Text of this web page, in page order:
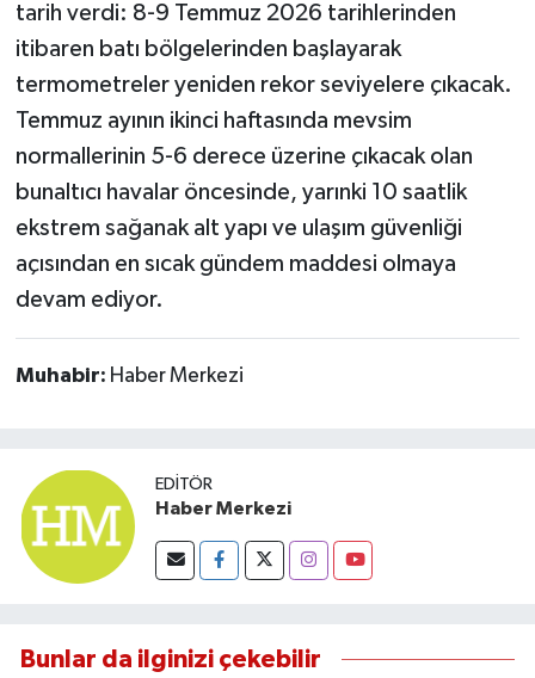
tarih verdi: 8-9 Temmuz 2026 tarihlerinden
itibaren batı bölgelerinden başlayarak
termometreler yeniden rekor seviyelere çıkacak.
Temmuz ayının ikinci haftasında mevsim
normallerinin 5-6 derece üzerine çıkacak olan
bunaltıcı havalar öncesinde, yarınki 10 saatlik
ekstrem sağanak alt yapı ve ulaşım güvenliği
açısından en sıcak gündem maddesi olmaya
devam ediyor.
Muhabir: Haber Merkezi
EDITÖR
Haber Merkezi
Bunlar da ilginizi çekebilir